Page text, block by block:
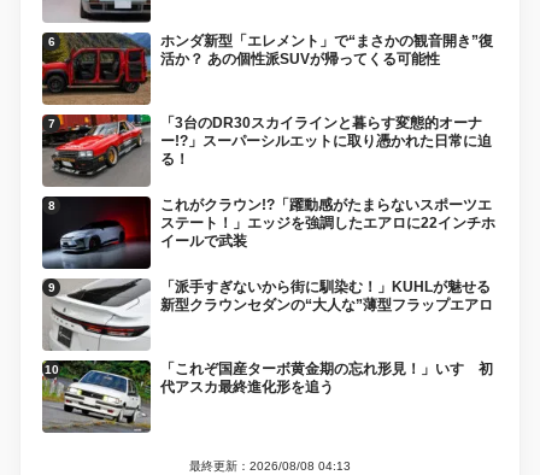
ホンダ新型「エレメント」で“まさかの観音開き”復
活か？ あの個性派SUVが帰ってくる可能性
「3台のDR30スカイラインと暮らす変態的オーナ
ー!?」スーパーシルエットに取り憑かれた日常に迫
る！
これがクラウン!?「躍動感がたまらないスポーツエ
ステート！」エッジを強調したエアロに22インチホ
イールで武装
「派手すぎないから街に馴染む！」KUHLが魅せる
新型クラウンセダンの“大人な”薄型フラップエアロ
「これぞ国産ターボ黄金期の忘れ形見！」いすゞ初
代アスカ最終進化形を追う
最終更新：2026/08/08 04:13